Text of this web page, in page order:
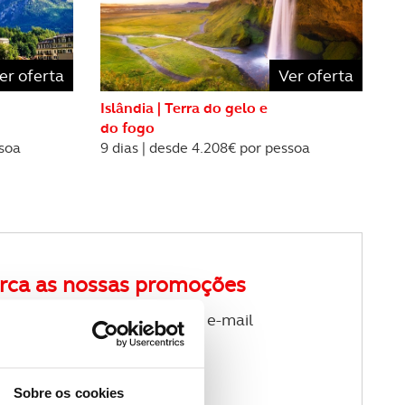
Sobre os cookies
oferta Ver oferta
Islândia | Terra do gelo e
do fogo
9 dias | desde 4.208€ por pessoa
as nossas promoções
de viagens no seu e-mail